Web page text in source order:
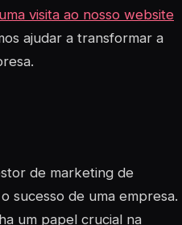
visita ao nosso website
ajudar a transformar a
de marketing de
sucesso de uma empresa.
um papel crucial na